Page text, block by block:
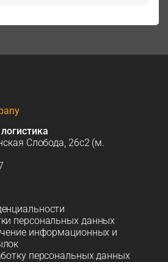
Слобода, 26с2 (м.
персональных данных
информационных и
персональных данных